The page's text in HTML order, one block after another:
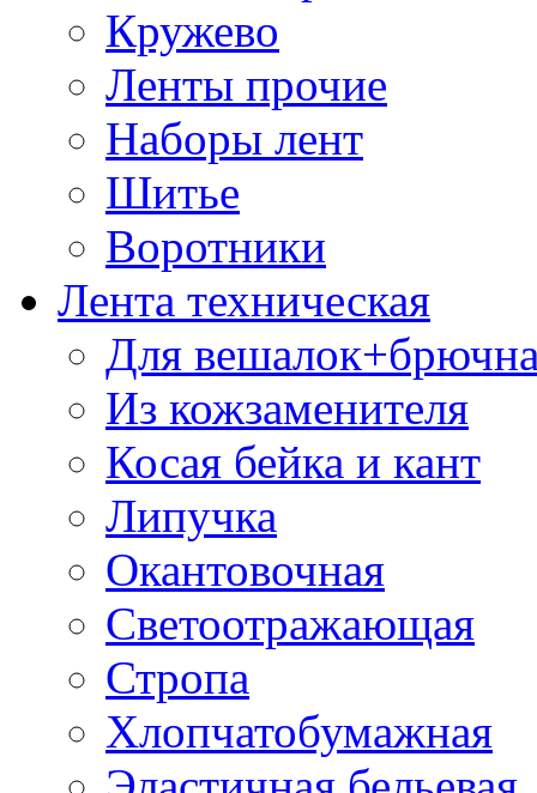
Кружево
Ленты прочие
Наборы лент
Шитье
Воротники
Лента техническая
Для
Из кожзаменителя
Косая бейка и кант
Липучка
Окантовочная
Светоотражающая
Стропа
Хлопчатобумажная